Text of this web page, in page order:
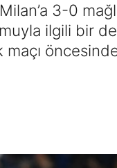
3-0
ilgili bir